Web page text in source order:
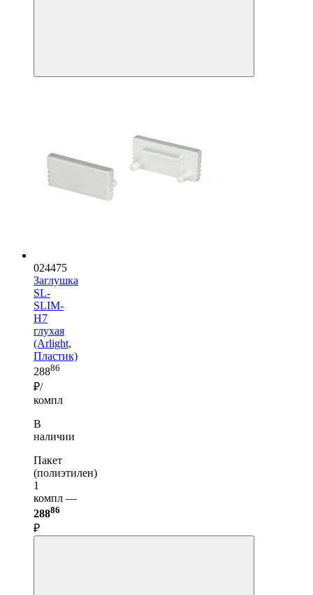
024475
Заглушка
SL-
SLIM-
H7
глухая
(Arlight,
Пластик)
28886
₽/
компл
В
наличии
Пакет
(полиэтилен)
1
компл —
28886
₽